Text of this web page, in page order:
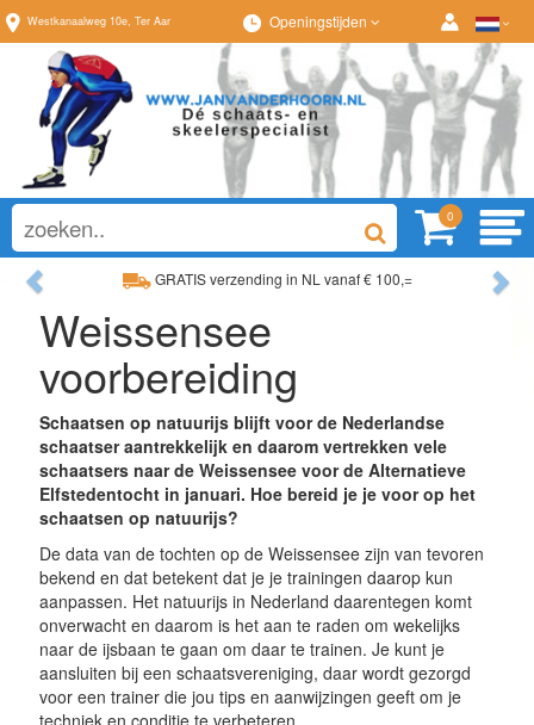
Westkanaalweg 10e, Ter Aar Openingstijden
0
Ruim assortiment, altijd
Previous
Weissensee
voorbereiding
Schaatsen op natuurijs blijft voor de Nederlandse
schaatser aantrekkelijk en daarom vertrekken vele
schaatsers naar de Weissensee voor de Alternatieve
Elfstedentocht in januari. Hoe bereid je je voor op het
schaatsen op natuurijs?
De data van de tochten op de Weissensee zijn van tevoren
bekend en dat betekent dat je je trainingen daarop kun
aanpassen. Het natuurijs in Nederland daarentegen komt
onverwacht en daarom is het aan te raden om wekelijks
naar de ijsbaan te gaan om daar te trainen. Je kunt je
aansluiten bij een schaatsvereniging, daar wordt gezorgd
voor een trainer die jou tips en aanwijzingen geeft om je
techniek en conditie te verbeteren.